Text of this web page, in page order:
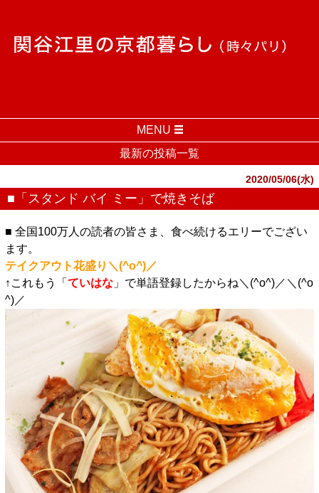
MENU
最新の投稿一覧
2020/05/06(水)
■「スタンド バイ ミー」で焼きそば
■ 全国100万人の読者の皆さま、食べ続けるエリーでござい
ます。
テイクアウト花盛り＼(^o^)／
↑これもう「 ていはな」で単語登録したからね＼(^o^)／＼(^o
^)／